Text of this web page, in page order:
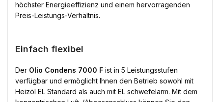
höchster Energieeffizienz und einem hervorragenden
Preis-Leistungs-Verhältnis.
Einfach flexibel
Der Olio Condens 7000 F ist in 5 Leistungsstufen
verfügbar und ermöglicht Ihnen den Betrieb sowohl mit
Heizöl EL Standard als auch mit EL schwefelarm. Mit dem